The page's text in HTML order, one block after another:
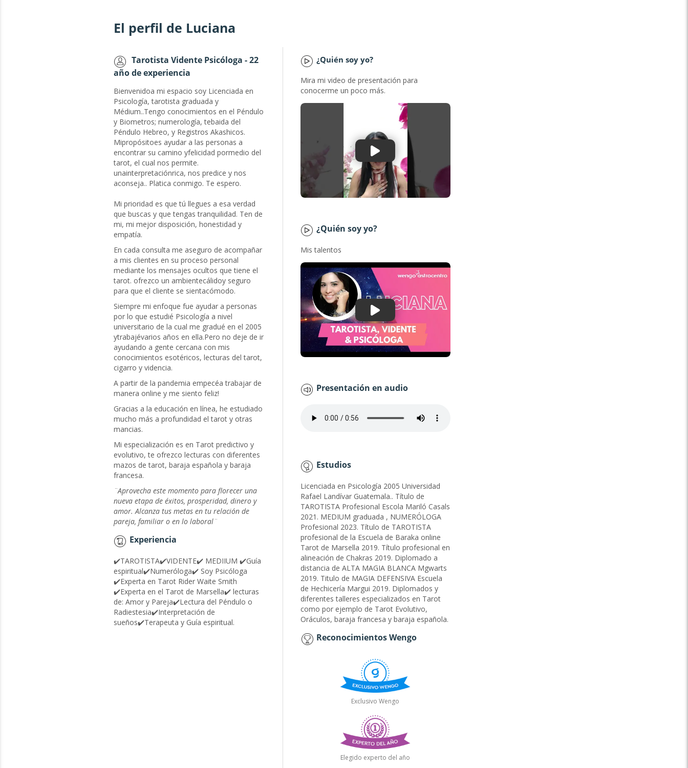
El perfil de Luciana
Tarotista Vidente Psicóloga - 22
año de experiencia
Bienvenidoa mi espacio soy Licenciada en
Psicología, tarotista graduada y
Médium..Tengo conocimientos en el Péndulo
y Biometros; numerología, tebaida del
Péndulo Hebreo, y Registros Akashicos.
Mipropósitoes ayudar a las personas a
encontrar su camino yfelicidad pormedio del
tarot, el cual nos permite.
unainterpretaciónrica, nos predice y nos
aconseja.. Platica conmigo. Te espero.
Mi prioridad es que tú llegues a esa verdad
que buscas y que tengas tranquilidad. Ten de
mi, mi mejor disposición, honestidad y
empatía.
En cada consulta me aseguro de acompañar
a mis clientes en su proceso personal
mediante los mensajes ocultos que tiene el
tarot. ofrezco un ambientecálidoy seguro
para que el cliente se sientacómodo.
Siempre mi enfoque fue ayudar a personas
por lo que estudié Psicología a nivel
universitario de la cual me gradué en el 2005
ytrabajévarios años en ella.Pero no deje de ir
ayudando a gente cercana con mis
conocimientos esotéricos, lecturas del tarot,
cigarro y videncia.
A partir de la pandemia empecéa trabajar de
manera online y me siento feliz!
Gracias a la educación en línea, he estudiado
mucho más a profundidad el tarot y otras
mancias.
Mi especialización es en Tarot predictivo y
evolutivo, te ofrezco lecturas con diferentes
mazos de tarot, baraja española y baraja
francesa.
¨Aprovecha este momento para florecer una
nueva etapa de éxitos, prosperidad, dinero y
amor. Alcanza tus metas en tu relación de
pareja, familiar o en lo laboral¨
Experiencia
✔️TAROTISTA✔️VIDENTE✔️ MEDIIUM ✔️Guía
espiritual✔️Numeróloga✔️ Soy Psicóloga
✔️Experta en Tarot Rider Waite Smith
✔️Experta en el Tarot de Marsella✔️ lecturas
de: Amor y Pareja✔️Lectura del Péndulo o
Radiestesia✔️Interpretación de
sueños✔️Terapeuta y Guía espiritual.
¿Quién soy yo?
Mira mi video de presentación para
conocerme un poco más.
¿Quién soy yo?
Mis talentos
Presentación en audio
Estudios
Licenciada en Psicología 2005 Universidad
Rafael Landívar Guatemala.. Título de
TAROTISTA Profesional Escola Mariló Casals
2021. MEDIUM graduada , NUMERÓLOGA
Profesional 2023. Título de TAROTISTA
profesional de la Escuela de Baraka online
Tarot de Marsella 2019. Título profesional en
alineación de Chakras 2019. Diplomado a
distancia de ALTA MAGIA BLANCA Mgwarts
2019. Titulo de MAGIA DEFENSIVA Escuela
de Hechicería Margui 2019. Diplomados y
diferentes talleres especializados en Tarot
como por ejemplo de Tarot Evolutivo,
Oráculos, baraja francesa y baraja española.
Reconocimientos Wengo
Exclusivo Wengo
Elegido experto del año